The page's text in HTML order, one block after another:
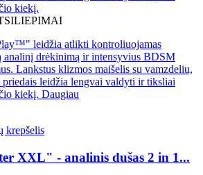
kiekį.
leidžia atlikti kontroliuojamas
analinį drėkinimą ir intensyvius BDSM
Lankstus klizmos maišelis su vamzdeliu,
leidžia lengvai valdyti ir tiksliai
kiekį. Daugiau
krepšelis
XXL" - analinis dušas 2 in 1...